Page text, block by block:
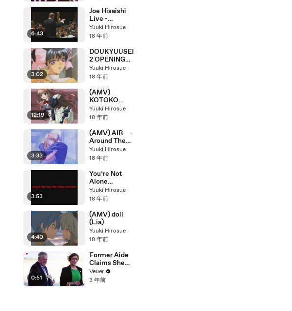
version
6:43
Joe Hisaishi
Live -
LAPUTA:
Castle in the
Yuuki Hirosue
18 年前
3:02
DOUKYUUSEI
2 OPENING
MOVIE (Sega
Saturn
Yuuki Hirosue
18 年前
12:19
(AMV)
KOTOKO
Song
Collection
Yuuki Hirosue
18 年前
3:33
(AMV) AIR -
Around The
Mind-
Yuuki Hirosue
18 年前
3:53
You’re Not
Alone
[YUBIWA
ENGLISH
Yuuki Hirosue
18 年前
4:40
(AMV) doll
(Lia)
Yuuki Hirosue
18 年前
0:51
Former Aide
Claims She
Was Asked to
Make a ‘Hit
Veuer
3 年前